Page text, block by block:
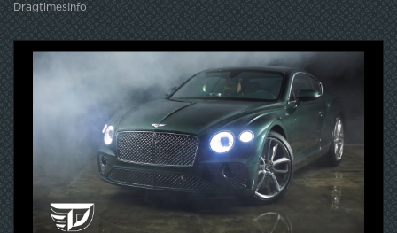
DragtimesInfo